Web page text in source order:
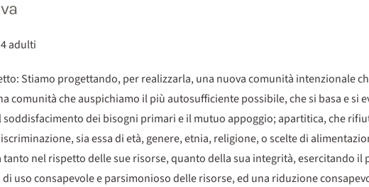
adulti
Stiamo progettando, per realizzarla, una nuova comunità intenzionale
comunità che auspichiamo il più autosufficiente possibile, che si basa e
dei bisogni primari e il mutuo appoggio; apartitica, che
sia essa di età, genere, etnia, religione, o scelte di
nel rispetto delle sue risorse, quanto della sua integrità, esercitando
uso consapevole e parsimonioso delle risorse, ed una riduzione